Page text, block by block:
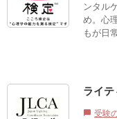
ンタル
め。心
もが日
ライ
chat_bubble 受験